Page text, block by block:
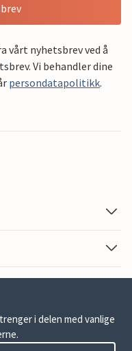
vårt nyhetsbrev ved å
Vi behandler dine
persondatapolitikk.
i delen med vanlige